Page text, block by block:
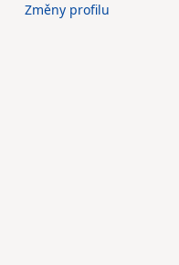
Změny profilu